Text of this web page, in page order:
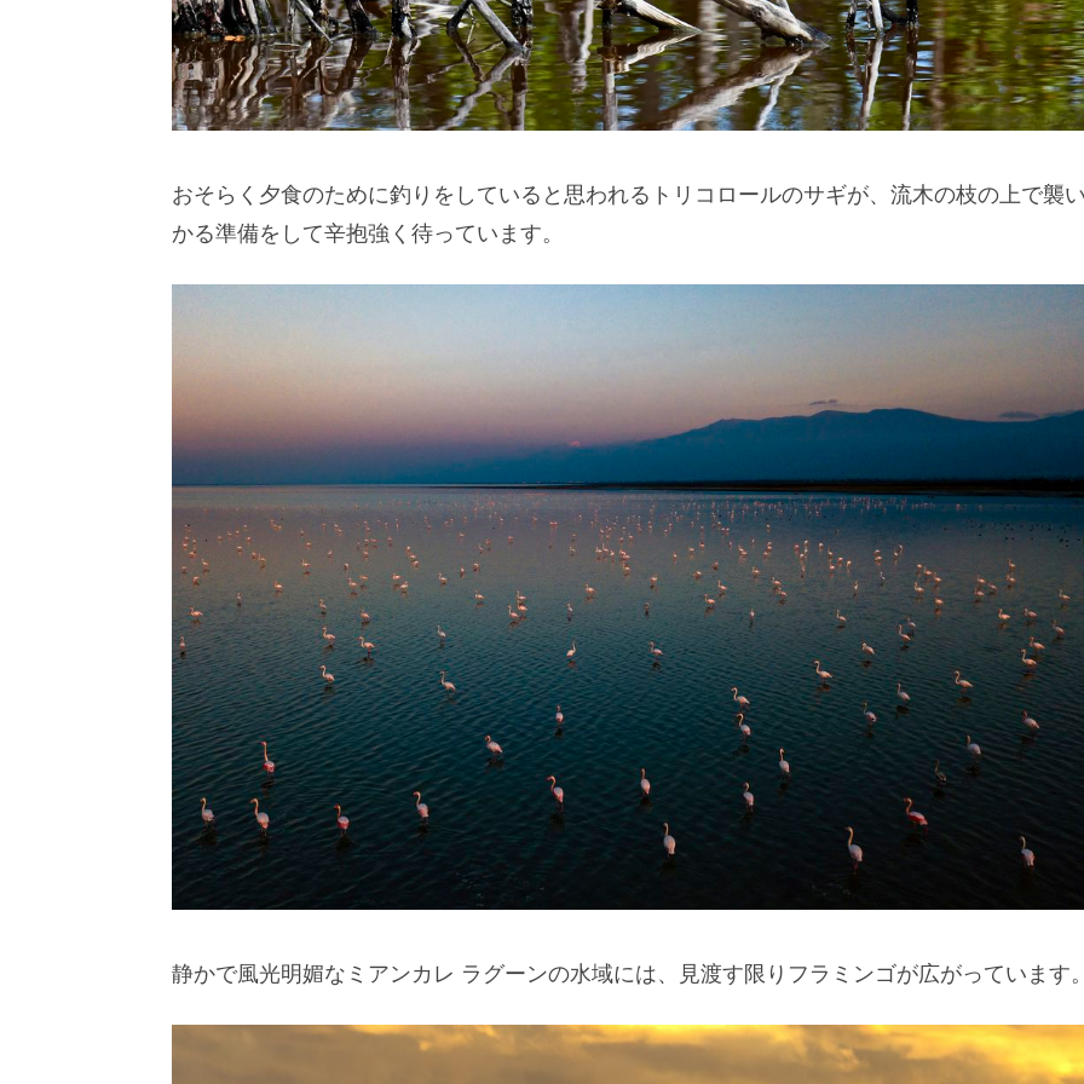
おそらく夕食のために釣りをしていると思われるトリコロールのサギが、流木の枝の上で襲
かる準備をして辛抱強く待っています。
静かで風光明媚なミアンカレ ラグーンの水域には、見渡す限りフラミンゴが広がっています